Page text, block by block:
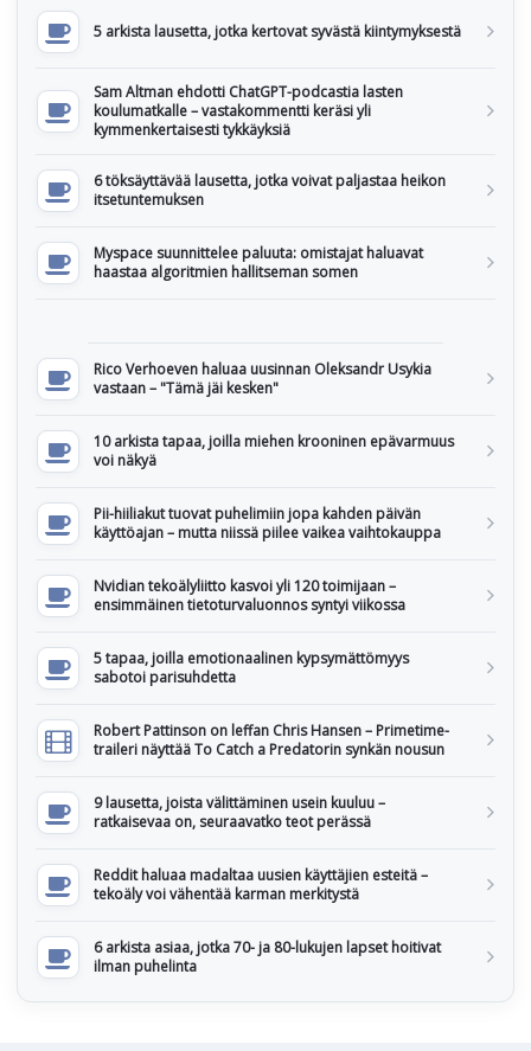
5 arkista lausetta, jotka kertovat syvästä kiintymyksestä
Sam Altman ehdotti ChatGPT-podcastia lasten
koulumatkalle – vastakommentti keräsi yli
kymmenkertaisesti tykkäyksiä
6 töksäyttävää lausetta, jotka voivat paljastaa heikon
itsetuntemuksen
Myspace suunnittelee paluuta: omistajat haluavat
haastaa algoritmien hallitseman somen
Rico Verhoeven haluaa uusinnan Oleksandr Usykia
vastaan – "Tämä jäi kesken"
10 arkista tapaa, joilla miehen krooninen epävarmuus
voi näkyä
Pii-hiiliakut tuovat puhelimiin jopa kahden päivän
käyttöajan – mutta niissä piilee vaikea vaihtokauppa
Nvidian tekoälyliitto kasvoi yli 120 toimijaan –
ensimmäinen tietoturvaluonnos syntyi viikossa
5 tapaa, joilla emotionaalinen kypsymättömyys
sabotoi parisuhdetta
Robert Pattinson on leffan Chris Hansen – Primetime-
traileri näyttää To Catch a Predatorin synkän nousun
9 lausetta, joista välittäminen usein kuuluu –
ratkaisevaa on, seuraavatko teot perässä
Reddit haluaa madaltaa uusien käyttäjien esteitä –
tekoäly voi vähentää karman merkitystä
6 arkista asiaa, jotka 70- ja 80-lukujen lapset hoitivat
ilman puhelinta